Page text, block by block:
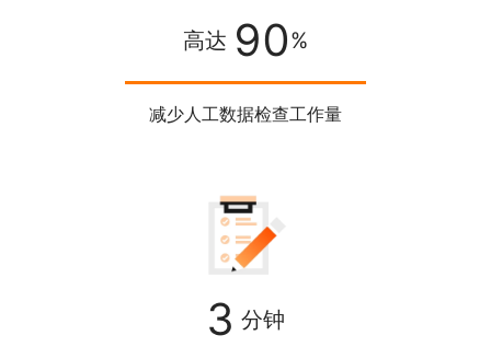
高达 90%
减少人工数据检查工作量
3 分钟